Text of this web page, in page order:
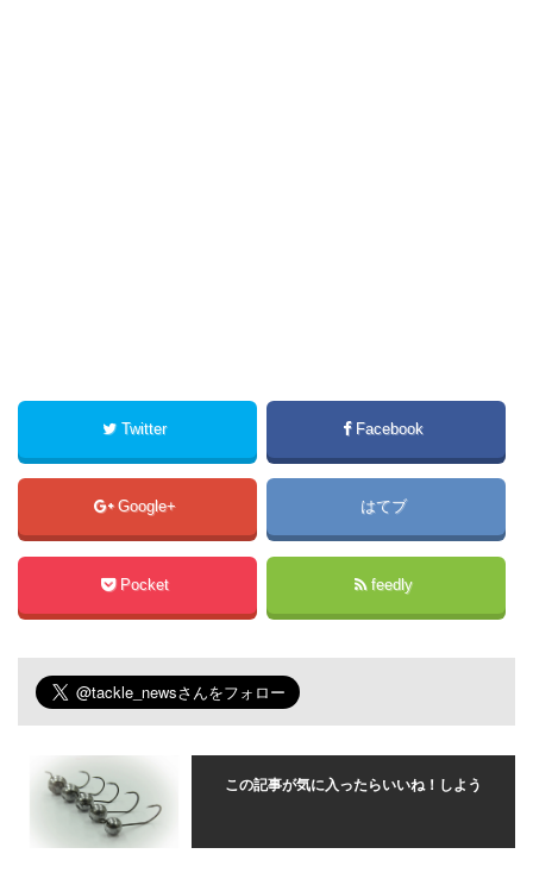
Twitter Facebook
Google+ はてブ
Pocket feedly
この記事が気に入ったらいいね！しよう